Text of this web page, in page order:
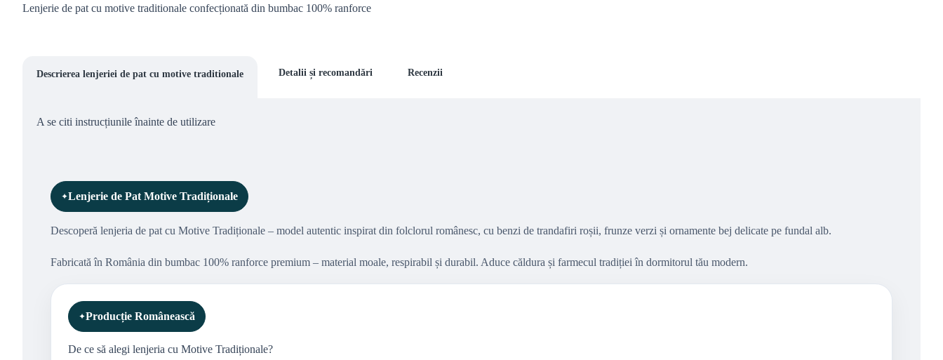
Lenjerie de pat cu motive traditionale confecționată din bumbac 100% ranforce
Descrierea lenjeriei de pat cu motive traditionale Detalii și recomandări Recenzii
A se citi instrucțiunile înainte de utilizare
Lenjerie de Pat Motive Tradiționale
Descoperă lenjeria de pat cu Motive Tradiționale – model autentic inspirat din folclorul românesc, cu benzi de trandafiri roșii, frunze verzi și ornamente bej delicate pe fundal alb.
Fabricată în România din bumbac 100% ranforce premium – material moale, respirabil și durabil. Aduce căldura și farmecul tradiției în dormitorul tău modern.
Producție Românească
De ce să alegi lenjeria cu Motive Tradiționale?